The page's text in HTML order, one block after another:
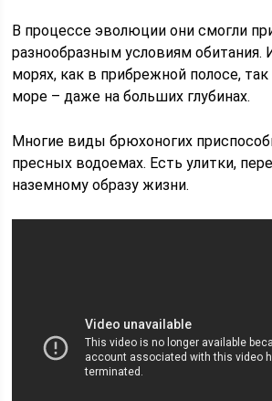
В процессе эволюции они смогли
разнообразным условиям обитания.
морях, как в прибрежной полосе,
море – даже на больших глубинах.
Многие виды брюхоногих
пресных водоемах. Есть улитки,
наземному образу жизни.